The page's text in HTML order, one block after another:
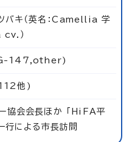
キ（英名：Camellia 学
）
147,other)
他)
協会会長ほか 「HiFA平
による市長訪問